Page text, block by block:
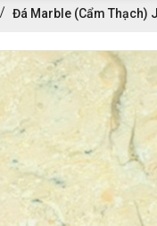
Đá Marble (Cẩm Thạch)